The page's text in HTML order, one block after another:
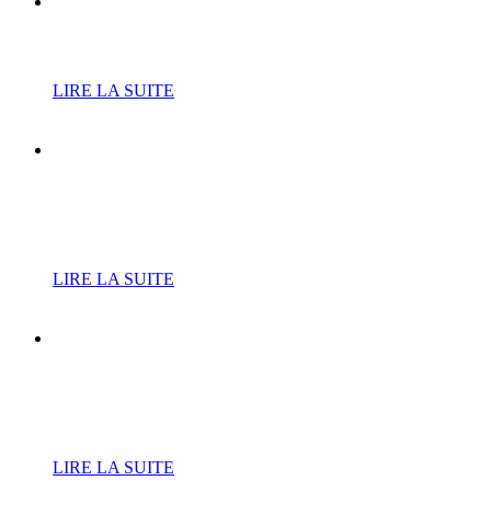
LIRE LA SUITE
LIRE LA SUITE
LIRE LA SUITE